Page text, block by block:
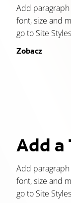
Add paragraph
font, size and
go to Site
Zobacz
Add a
Add paragraph
font, size and
go to Site